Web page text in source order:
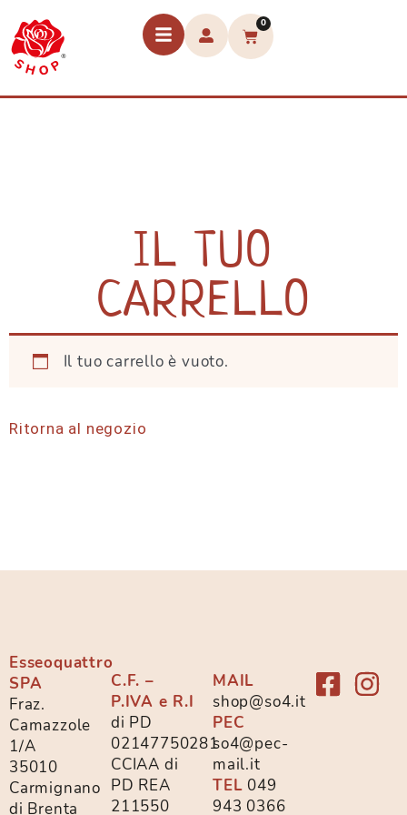
0
IL TUO
CARRELLO
Il tuo carrello è vuoto.
Ritorna al negozio
Esseoquattro
SPA
Fraz.
Camazzole
1/A
35010
Carmignano
di Brenta
C.F. –
P.IVA e R.I
di PD
02147750281
CCIAA di
PD REA
211550
MAIL
shop@so4.it
PEC
so4@pec-
mail.it
TEL 049
943 0366